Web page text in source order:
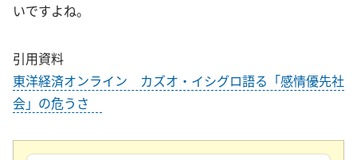
いですよね。
引用資料
東洋経済オンライン カズオ・イシグロ語る「感情優先社
会」の危うさ